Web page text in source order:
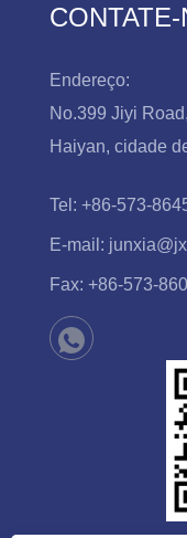
Endereço:
No.399 Jiyi
Haiyan, cidade
Tel: +86-573-
E-mail:
Fax: +86-573-